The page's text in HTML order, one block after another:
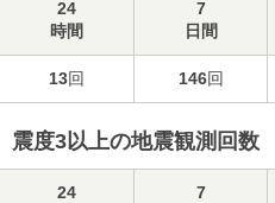
24
時間
7
日間
13回 146回
震度3以上の地震観測回数
24
7